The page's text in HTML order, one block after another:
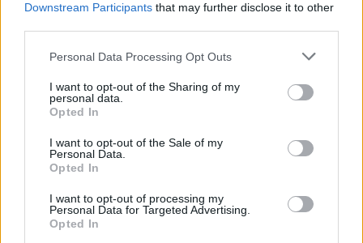
Downstream Participants that may further disclose it to other
Please note that this website/app uses one or more Google
not limited to your visit or usage behaviour. You may click to
grant or deny consent to Google and its third-party tags to
use your data for below specified purposes in below Google
consent section.
Personal Data Processing Opt Outs
I want to opt-out of the Sharing of my
personal data.
Opted In
I want to opt-out of the Sale of my
Personal Data.
Opted In
I want to opt-out of processing my
Personal Data for Targeted Advertising.
Opted In
Sigue leyendo
CONSEJOS DE COCINA